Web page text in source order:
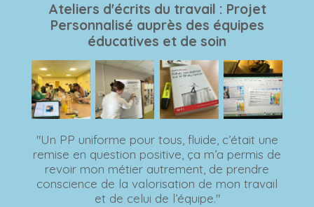
Ateliers d'écrits du travail : Projet
Personnalisé auprès des équipes
éducatives et de soin
"Un PP uniforme pour tous, fluide, c’était une
remise en question positive, ça m’a permis de
revoir mon métier autrement, de prendre
conscience de la valorisation de mon travail
et de celui de l’équipe."